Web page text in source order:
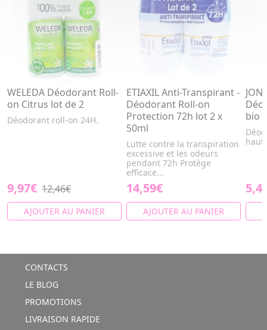
WELEDA Déodorant Roll-
on Citrus lot de 2
Déodorant roll-on 24H.
9,97€ 12,46€
AJOUTER AU PANIER
ETIAXIL Anti-Transpirant -
Déodorant Roll-on
Protection 72h lot 2 x
50ml
Lutte contre la transpiration
excessive et les odeurs
pendant 72h Protège
efficace...
14,59€
AJOUTER AU PANIER
bio
CONTACTS
LE BLOG
PROMOTIONS
LIVRAISON RAPIDE